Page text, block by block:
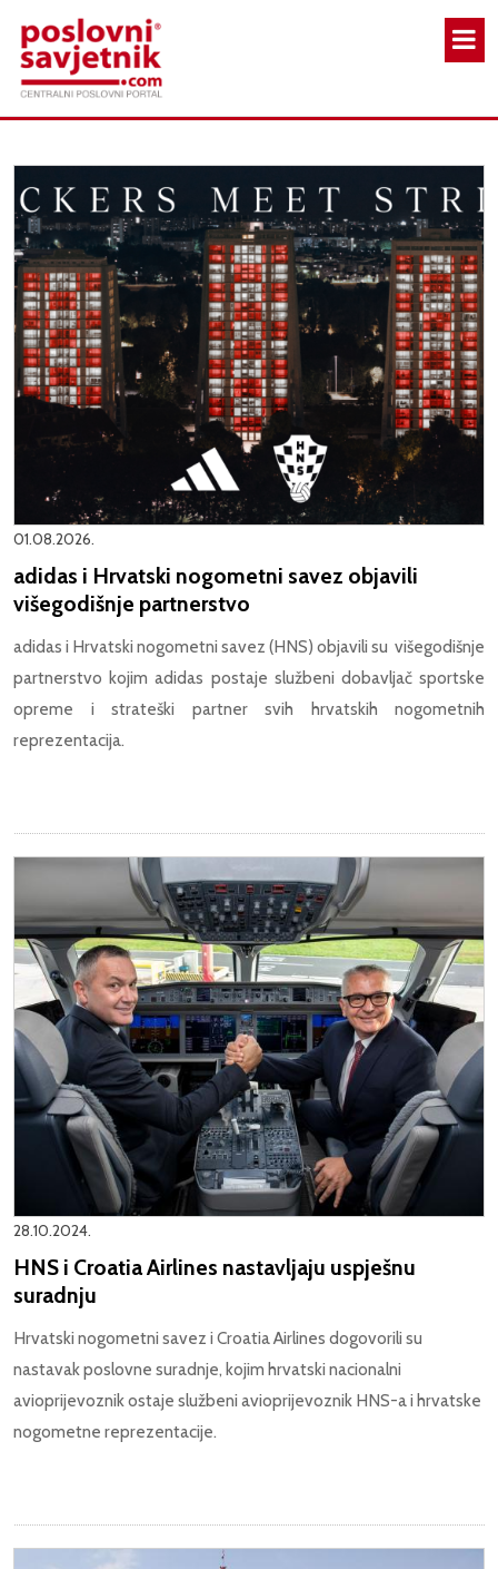
01.08.2026.
adidas i Hrvatski nogometni savez objavili
višegodišnje partnerstvo
adidas i Hrvatski nogometni savez (HNS) objavili su višegodišnje
partnerstvo kojim adidas postaje službeni dobavljač sportske
opreme i strateški partner svih hrvatskih nogometnih
reprezentacija.
28.10.2024.
HNS i Croatia Airlines nastavljaju uspješnu
suradnju
Hrvatski nogometni savez i Croatia Airlines dogovorili su
nastavak poslovne suradnje, kojim hrvatski nacionalni
avioprijevoznik ostaje službeni avioprijevoznik HNS-a i hrvatske
nogometne reprezentacije.